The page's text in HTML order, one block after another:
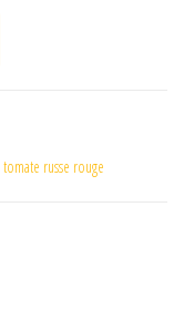
tomate russe rouge